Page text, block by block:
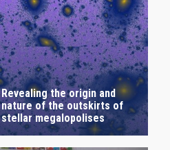
Revealing the origin and
nature of the outskirts of
stellar megalopolises